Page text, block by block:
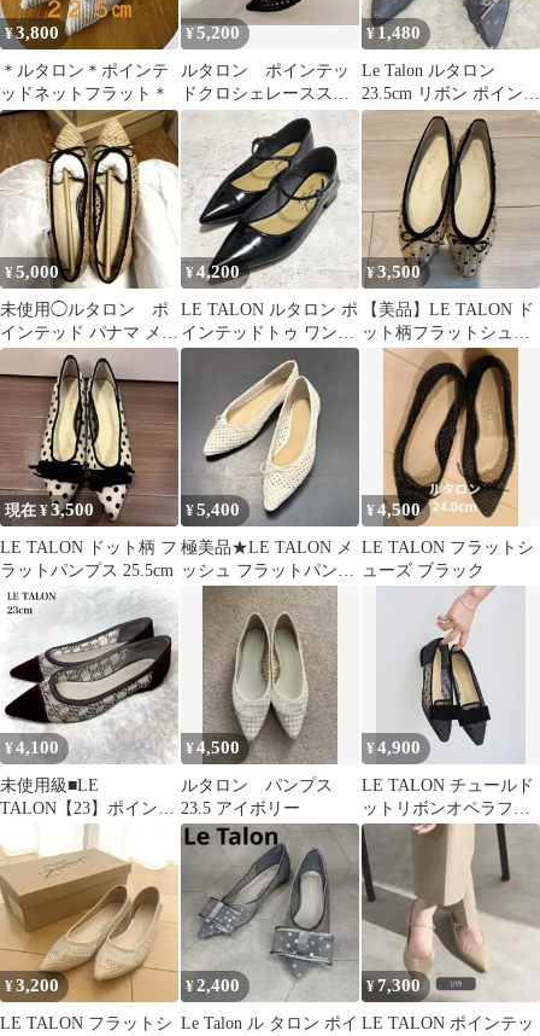
¥3,800
＊ルタロン＊ポインテ
ッドネットフラット＊
¥5,200
ルタロン ポインテッ
ドクロシェレーススリ
ングバック
¥1,480
Le Talon ルタロン
23.5cm リボン ポインテ
ッドトゥ パンプス
¥5,000
未使用◯ルタロン ポ
インテッド パナマ メッ
シュ バレエ シューズ
22cm
¥4,200
LE TALON ルタロン ポ
インテッドトゥ ワンス
トラップ メリージェー
¥3,500
【美品】LE TALON ド
ット柄フラットシュー
ズ 夏素材
現在 ¥3,500
LE TALON ドット柄 フ
ラットパンプス 25.5cm
¥5,400
極美品★LE TALON メ
ッシュ フラットパンプ
ス 23cm 白 ポインテッ
¥4,500
LE TALON フラットシ
ューズ ブラック
¥4,100
未使用級■LE
TALON【23】ポインテ
ッド モノグラム メッシ
ュ パンプス
¥4,500
ルタロン パンプス
23.5 アイボリー
¥4,900
LE TALON チュールド
ットリボンオペラフラ
ット 23.5
¥3,200
LE TALON フラットシ
¥2,400
Le Talon ル タロン ポイ
¥7,300
LE TALON ポインテッ